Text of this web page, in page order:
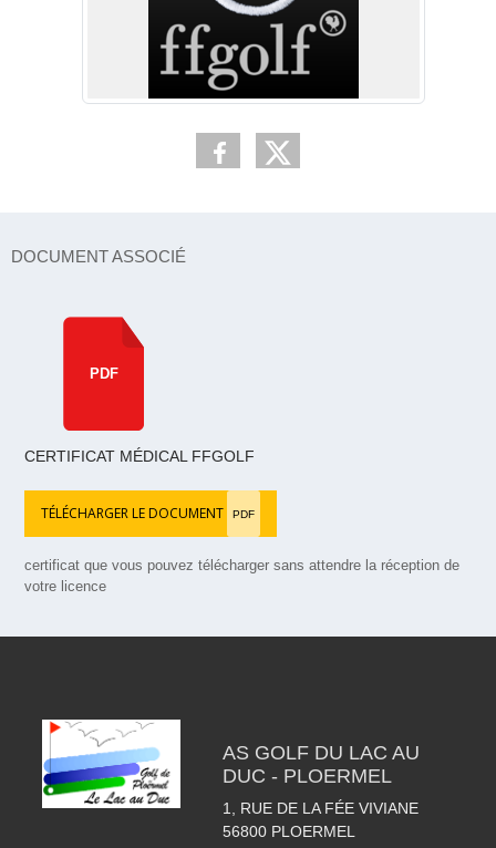
DOCUMENT ASSOCIÉ
PDF
CERTIFICAT MÉDICAL FFGOLF
TÉLÉCHARGER LE DOCUMENT PDF
certificat que vous pouvez télécharger sans attendre la réception de
votre licence
AS GOLF DU LAC AU
DUC - PLOERMEL
1, RUE DE LA FÉE VIVIANE
56800 PLOERMEL